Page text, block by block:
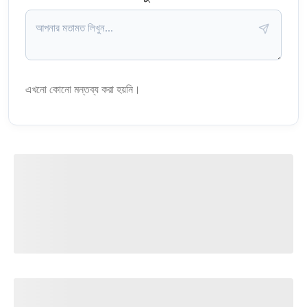
এখনো কোনো মন্তব্য করা হয়নি।